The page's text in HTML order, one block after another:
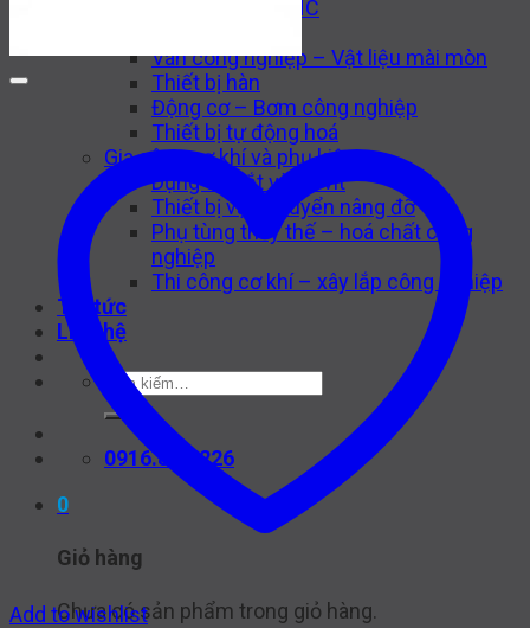
Máy công cụ CNC
Van công nghiệp – Vật liệu mài mòn
Thiết bị hàn
Động cơ – Bơm công nghiệp
Thiết bị tự động hoá
Gia công cơ khí và phụ kiện
Dụng cụ cắt và ốc vít
Thiết bị vận chuyển nâng đỡ
Phụ tùng thay thế – hoá chất công
nghiệp
Thi công cơ khí – xây lắp công nghiệp
Tin tức
Liên hệ
Tìm
kiếm:
0916.841.226
0
Giỏ hàng
Chưa có sản phẩm trong giỏ hàng.
Add to wishlist